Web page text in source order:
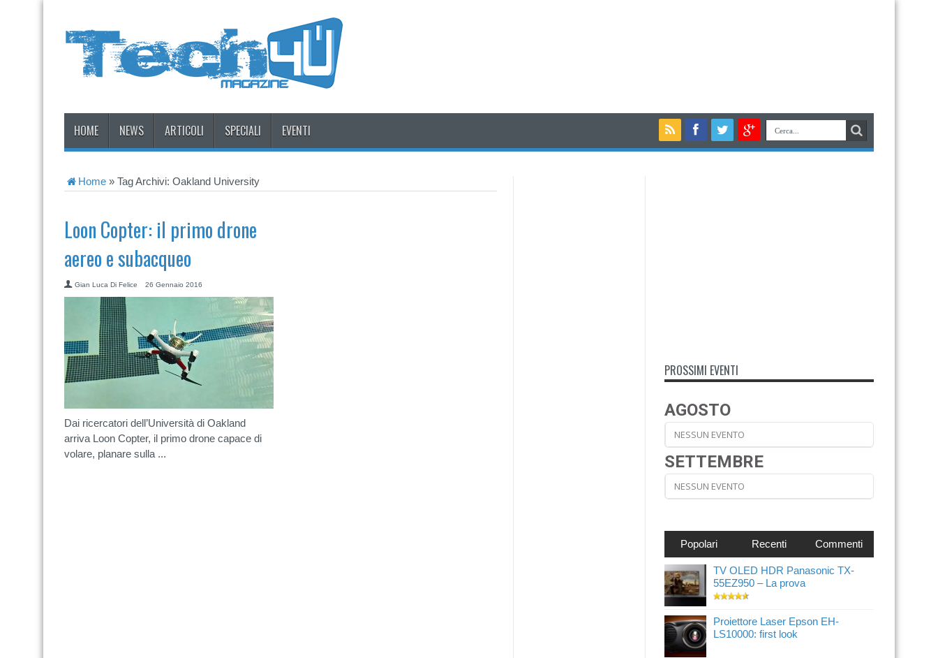
HOME NEWS ARTICOLI SPECIALI EVENTI
Home » Tag Archivi: Oakland University
Loon Copter: il primo drone
aereo e subacqueo
Gian Luca Di Felice 26 Gennaio 2016
Dai ricercatori dell’Università di Oakland
arriva Loon Copter, il primo drone capace di
volare, planare sulla ...
PROSSIMI EVENTI
AGOSTO
NESSUN EVENTO
SETTEMBRE
NESSUN EVENTO
Popolari Recenti Commenti
TV OLED HDR Panasonic TX-
55EZ950 – La prova
Proiettore Laser Epson EH-
LS10000: first look